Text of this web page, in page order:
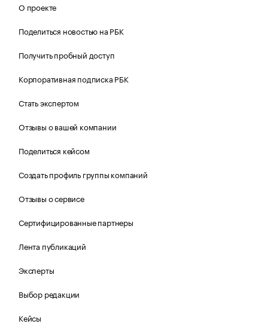
О проекте
Поделиться новостью на РБК
Получить пробный доступ
Корпоративная подписка РБК
Стать экспертом
Отзывы о вашей компании
Поделиться кейсом
Создать профиль группы компаний
Отзывы о сервисе
Сертифицированные партнеры
Лента публикаций
Эксперты
Выбор редакции
Кейсы